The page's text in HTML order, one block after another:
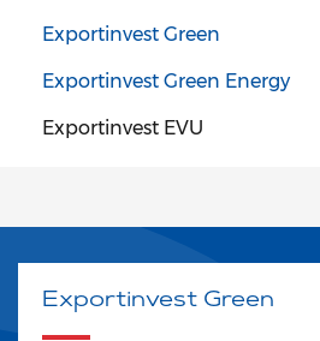
Exportinvest Green
Exportinvest Green Energy
Exportinvest EVU
Exportinvest Green